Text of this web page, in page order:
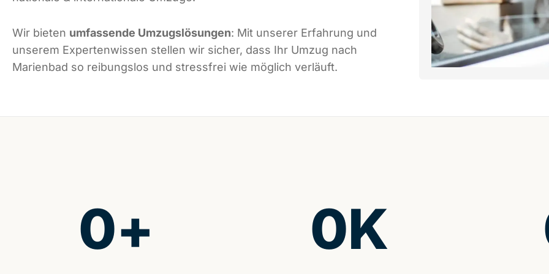
Wir bieten umfassende Umzugslösungen: Mit unserer Erfahrung und
unserem Expertenwissen stellen wir sicher, dass Ihr Umzug nach
Marienbad so reibungslos und stressfrei wie möglich verläuft.
0+ 0K